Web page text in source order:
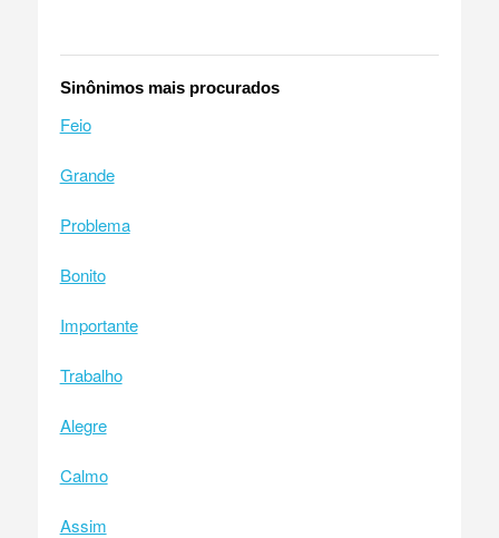
Sinônimos mais procurados
Feio
Grande
Problema
Bonito
Importante
Trabalho
Alegre
Calmo
Assim